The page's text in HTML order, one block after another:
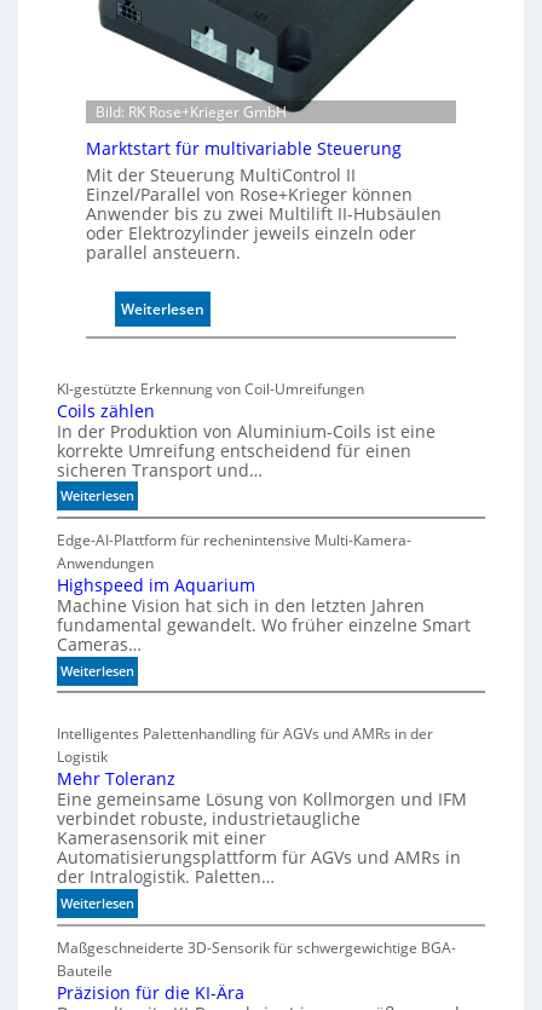
W
e
g
s
e
n
s
o
r
ü
b
e
r
a
t
t
h
e
m
i
c
h
e
e
e
h
n
n
g
n
Bild: RK Rose+Krieger GmbH
Marktstart für multivariable Steuerung
Mit der Steuerung MultiControl II
Einzel/Parallel von Rose+Krieger können
Anwender bis zu zwei Multilift II-Hubsäulen
oder Elektrozylinder jeweils einzeln oder
parallel ansteuern.
Weiterlesen
M
k
s
t
r
t
ü
r
m
t
v
r
a
b
l
S
t
u
KI-gestützte Erkennung von Coil-Umreifungen
Coils zählen
In der Produktion von Aluminium-Coils ist eine
korrekte Umreifung entscheidend für einen
sicheren Transport und…
Weiterlesen:
C
o
i
l
s
z
ä
h
l
n
Edge-AI-Plattform für rechenintensive Multi-Kamera-
Anwendungen
Highspeed im Aquarium
Machine Vision hat sich in den letzten Jahren
fundamental gewandelt. Wo früher einzelne Smart
Cameras…
Weiterlesen:
H
g
s
p
e
e
d
i
m
A
q
a
Intelligentes Palettenhandling für AGVs und AMRs in der
Logistik
Mehr Toleranz
Eine gemeinsame Lösung von Kollmorgen und IFM
verbindet robuste, industrietaugliche
Kamerasensorik mit einer
Automatisierungsplattform für AGVs und AMRs in
der Intralogistik. Paletten…
Weiterlesen:
M
e
r
Maßgeschneiderte 3D-Sensorik für schwergewichtige BGA-
Bauteile
Präzision für die KI-Ära